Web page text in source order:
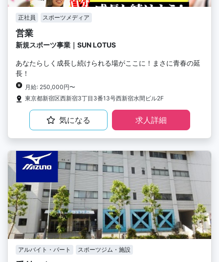
正社員 スポーツメディア
営業
新規スポーツ事業｜SUN LOTUS
あなたらしく成長し続けられる場がここに！まさに青春の延
長！
月給: 250,000円〜
東京都新宿区西新宿3丁目3番13号西新宿水間ビル2F
気になる 求人詳細
アルバイト・パート スポーツジム・施設